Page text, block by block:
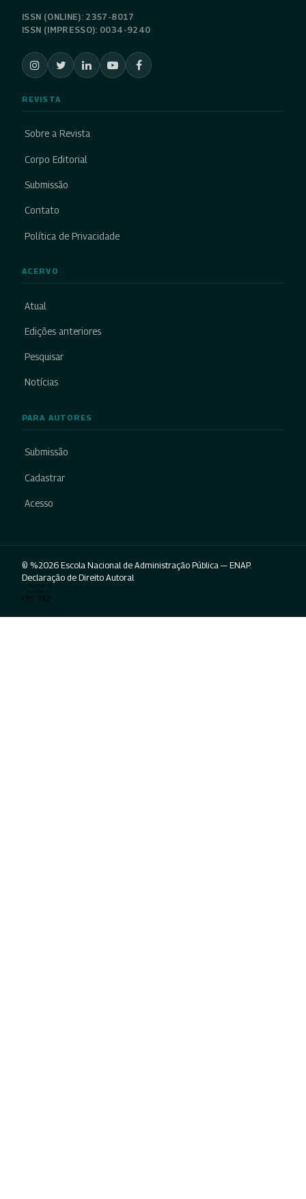
ISSN (ONLINE): 2357-8017
ISSN (IMPRESSO): 0034-9240
REVISTA
Sobre a Revista
Corpo Editorial
Submissão
Contato
Política de Privacidade
ACERVO
Atual
Edições anteriores
Pesquisar
Notícias
PARA AUTORES
Submissão
Cadastrar
Acesso
© %2026 Escola Nacional de Administração Pública — ENAP.
Declaração de Direito Autoral